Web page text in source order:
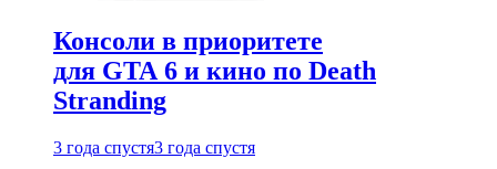
Консоли в приоритете
для GTA 6 и кино по Death
Stranding
3 года спустя3 года спустя